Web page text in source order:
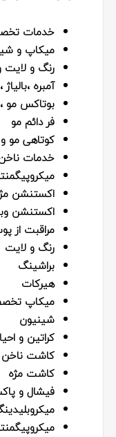
خدمات
میکاپ و
رنگ و لایت
آمبره
بوتاکس مو
فر دائم مو
کوتاهی مو
خدمات
اکستنشن
اکستنشن
مراقبت از
رنگ و لایت
براشینگ
هیرکات
میکاپ
شینیون
کراتین و
کاشت ناخن
کاشت مژه
فیشال و